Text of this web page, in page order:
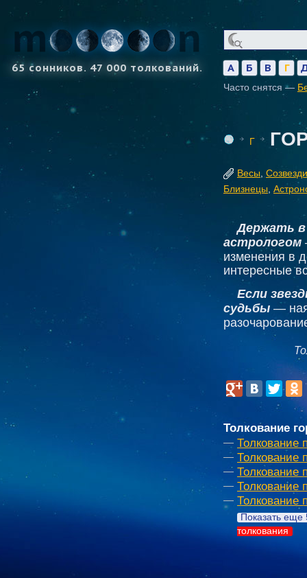
65 сонников. 47 000 толкований. А Б В Г
Часто снятся —
Г
Весы
Близнецы
Держать в
астрологом
изменения в
интересные
Если
судьбы —
Толкование
Толкование
Толкование
Толкование
Толкование
Толкование
Показать еще
толкования